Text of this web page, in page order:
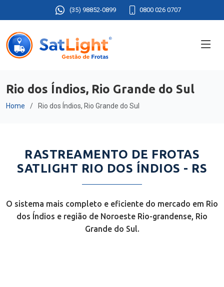
(35) 98852-0899 0800 026 0707
Rio dos Índios, Rio Grande do Sul
Home Rio dos Índios, Rio Grande do Sul
RASTREAMENTO DE FROTAS
SATLIGHT RIO DOS ÍNDIOS - RS
O sistema mais completo e eficiente do mercado em Rio
dos Índios e região de Noroeste Rio-grandense, Rio
Grande do Sul.